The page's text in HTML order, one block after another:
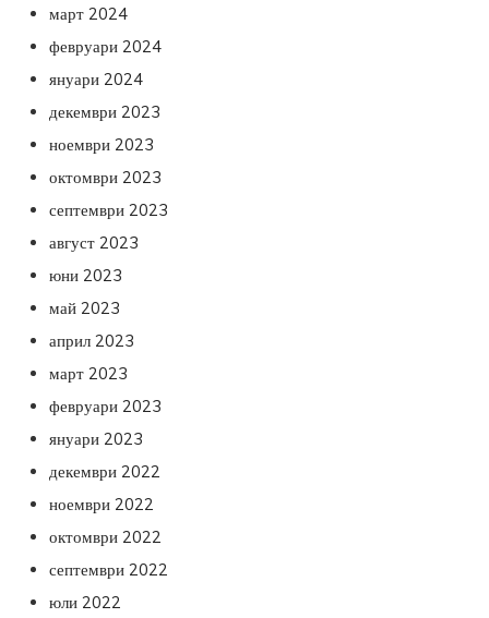
март 2024
февруари 2024
януари 2024
декември 2023
ноември 2023
октомври 2023
септември 2023
август 2023
юни 2023
май 2023
април 2023
март 2023
февруари 2023
януари 2023
декември 2022
ноември 2022
октомври 2022
септември 2022
юли 2022